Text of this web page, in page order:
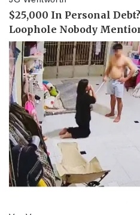
Doanh nghiệp
Thông tin doanh nghiệp
Doanh nghiệp 24h
Doanh nhân
Vì cộng đồng